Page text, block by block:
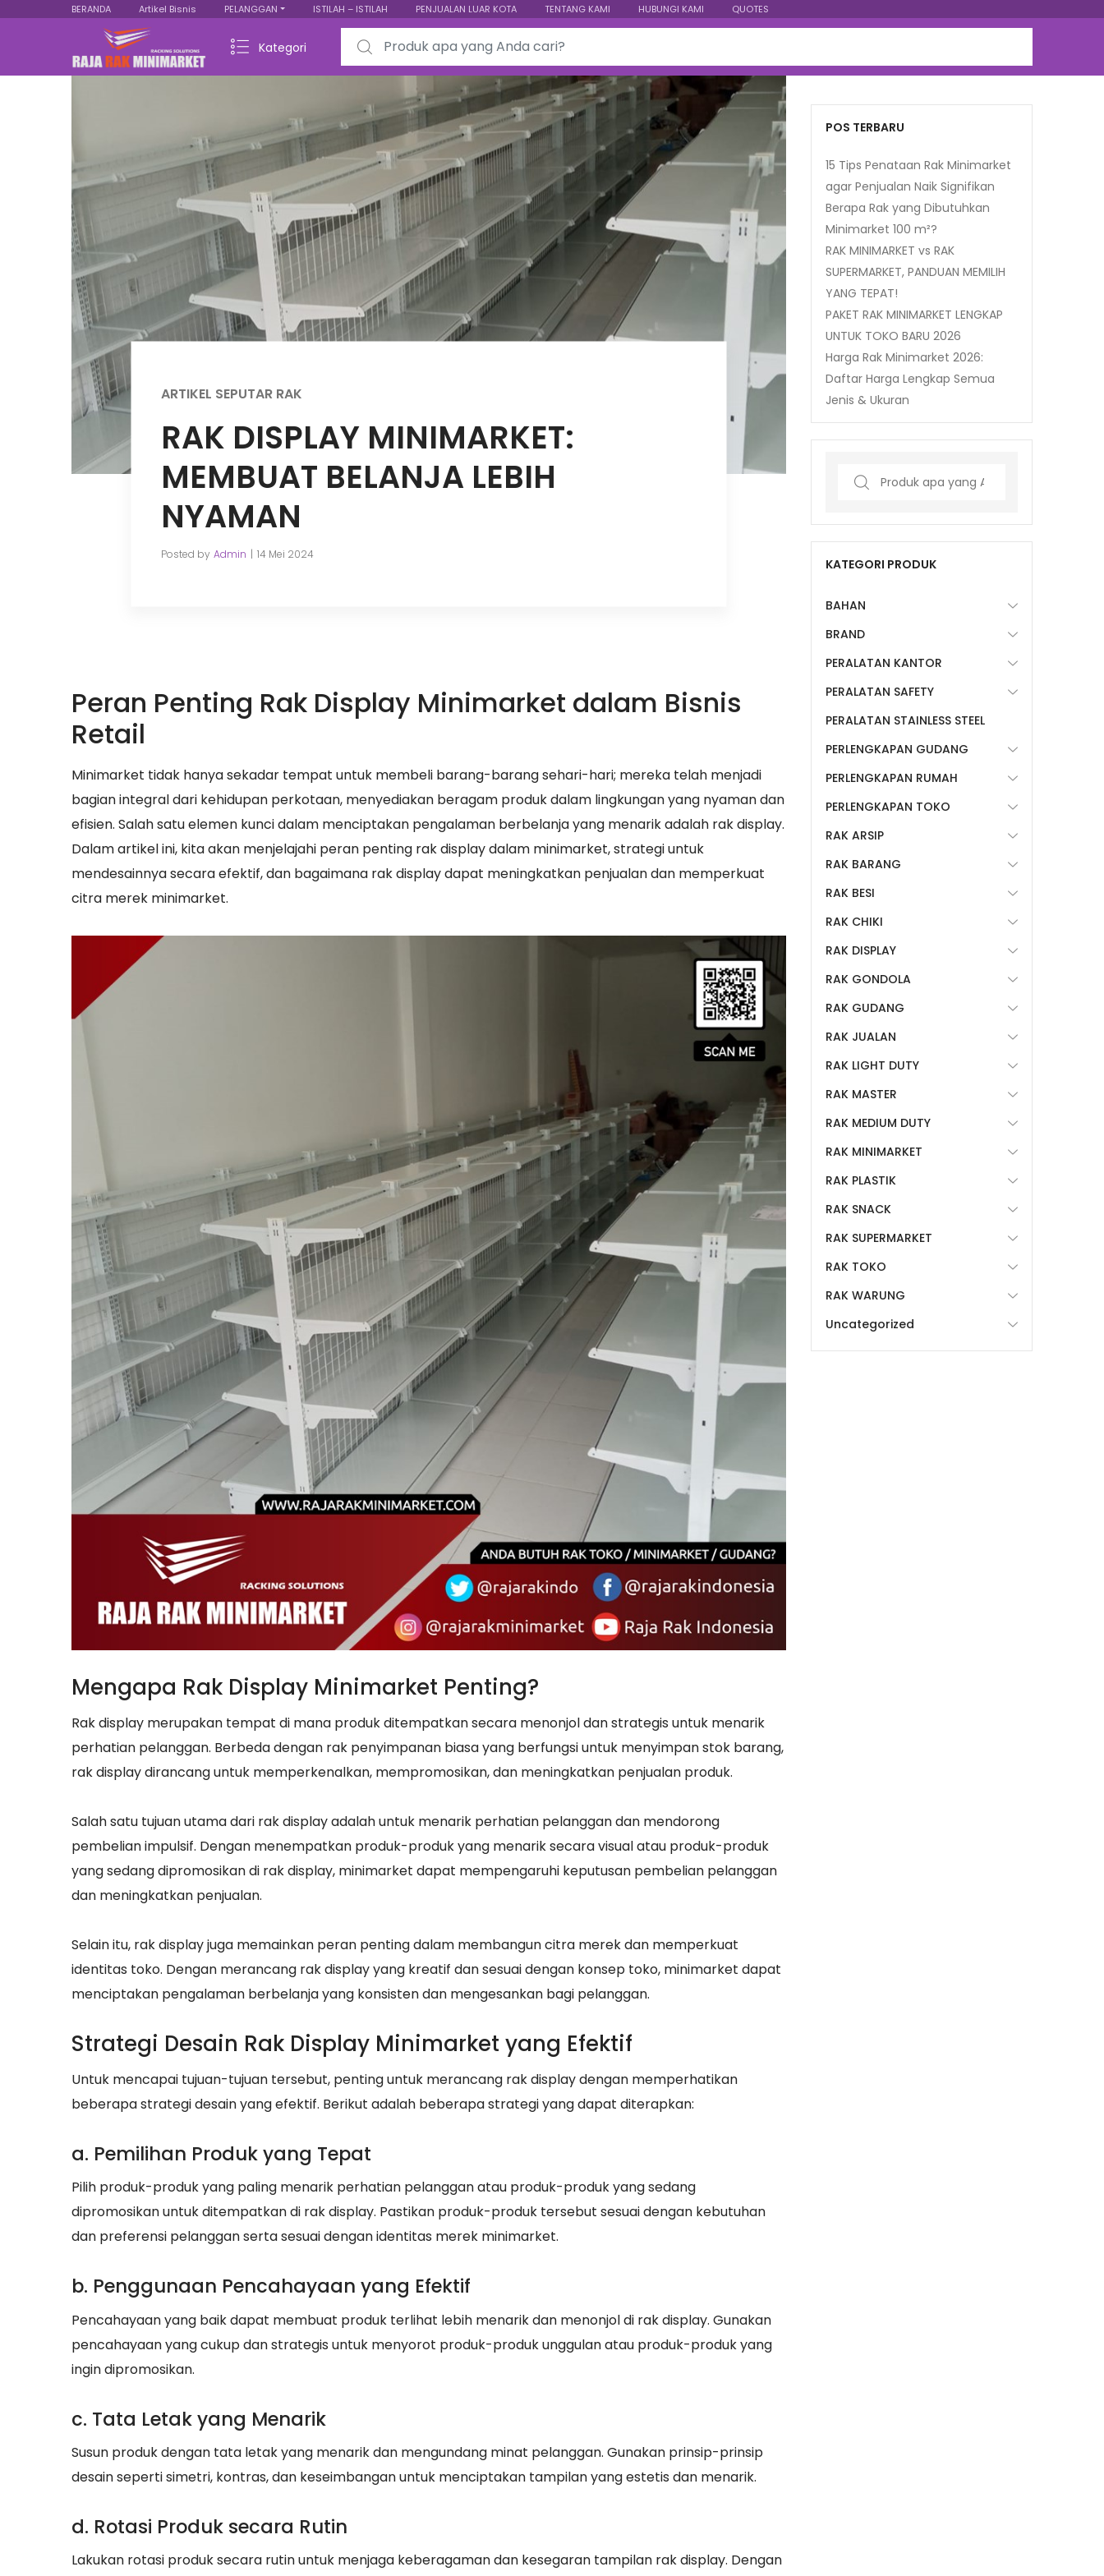
BERANDA Artikel Bisnis PELANGGAN ISTILAH – ISTILAH PENJUALAN LUAR KOTA TENTANG KAMI HUBUNGI KAMI QUOTES
Kategori
Search for:
ARTIKEL SEPUTAR RAK
RAK DISPLAY MINIMARKET:
MEMBUAT BELANJA LEBIH
NYAMAN
Posted by Admin 14 Mei 2024
Peran Penting Rak Display Minimarket dalam Bisnis
Retail
Minimarket tidak hanya sekadar tempat untuk membeli barang-barang sehari-hari; mereka telah menjadi
bagian integral dari kehidupan perkotaan, menyediakan beragam produk dalam lingkungan yang nyaman dan
efisien. Salah satu elemen kunci dalam menciptakan pengalaman berbelanja yang menarik adalah rak display.
Dalam artikel ini, kita akan menjelajahi peran penting rak display dalam minimarket, strategi untuk
mendesainnya secara efektif, dan bagaimana rak display dapat meningkatkan penjualan dan memperkuat
citra merek minimarket.
Mengapa Rak Display Minimarket Penting?
Rak display merupakan tempat di mana produk ditempatkan secara menonjol dan strategis untuk menarik
perhatian pelanggan. Berbeda dengan rak penyimpanan biasa yang berfungsi untuk menyimpan stok barang,
rak display dirancang untuk memperkenalkan, mempromosikan, dan meningkatkan penjualan produk.
Salah satu tujuan utama dari rak display adalah untuk menarik perhatian pelanggan dan mendorong
pembelian impulsif. Dengan menempatkan produk-produk yang menarik secara visual atau produk-produk
yang sedang dipromosikan di rak display, minimarket dapat mempengaruhi keputusan pembelian pelanggan
dan meningkatkan penjualan.
Selain itu, rak display juga memainkan peran penting dalam membangun citra merek dan memperkuat
identitas toko. Dengan merancang rak display yang kreatif dan sesuai dengan konsep toko, minimarket dapat
menciptakan pengalaman berbelanja yang konsisten dan mengesankan bagi pelanggan.
Strategi Desain Rak Display Minimarket yang Efektif
Untuk mencapai tujuan-tujuan tersebut, penting untuk merancang rak display dengan memperhatikan
beberapa strategi desain yang efektif. Berikut adalah beberapa strategi yang dapat diterapkan:
a. Pemilihan Produk yang Tepat
Pilih produk-produk yang paling menarik perhatian pelanggan atau produk-produk yang sedang
dipromosikan untuk ditempatkan di rak display. Pastikan produk-produk tersebut sesuai dengan kebutuhan
dan preferensi pelanggan serta sesuai dengan identitas merek minimarket.
b. Penggunaan Pencahayaan yang Efektif
Pencahayaan yang baik dapat membuat produk terlihat lebih menarik dan menonjol di rak display. Gunakan
pencahayaan yang cukup dan strategis untuk menyorot produk-produk unggulan atau produk-produk yang
ingin dipromosikan.
c. Tata Letak yang Menarik
Susun produk dengan tata letak yang menarik dan mengundang minat pelanggan. Gunakan prinsip-prinsip
desain seperti simetri, kontras, dan keseimbangan untuk menciptakan tampilan yang estetis dan menarik.
d. Rotasi Produk secara Rutin
Lakukan rotasi produk secara rutin untuk menjaga keberagaman dan kesegaran tampilan rak display. Dengan
POS TERBARU
15 Tips Penataan Rak Minimarket
agar Penjualan Naik Signifikan
Berapa Rak yang Dibutuhkan
Minimarket 100 m²?
RAK MINIMARKET vs RAK
SUPERMARKET, PANDUAN MEMILIH
YANG TEPAT!
PAKET RAK MINIMARKET LENGKAP
UNTUK TOKO BARU 2026
Harga Rak Minimarket 2026:
Daftar Harga Lengkap Semua
Jenis & Ukuran
Search
KATEGORI PRODUK
BAHAN
BRAND
PERALATAN KANTOR
PERALATAN SAFETY
PERALATAN STAINLESS STEEL
PERLENGKAPAN GUDANG
PERLENGKAPAN RUMAH
PERLENGKAPAN TOKO
RAK ARSIP
RAK BARANG
RAK BESI
RAK CHIKI
RAK DISPLAY
RAK GONDOLA
RAK GUDANG
RAK JUALAN
RAK LIGHT DUTY
RAK MASTER
RAK MEDIUM DUTY
RAK MINIMARKET
RAK PLASTIK
RAK SNACK
RAK SUPERMARKET
RAK TOKO
RAK WARUNG
Uncategorized